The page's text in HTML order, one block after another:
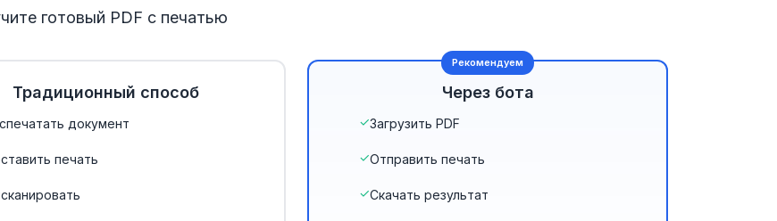
готовый PDF с печатью
Традиционный способ
документ
печать
Рекомендуем
Через бота
Загрузить PDF
Отправить печать
Скачать результат